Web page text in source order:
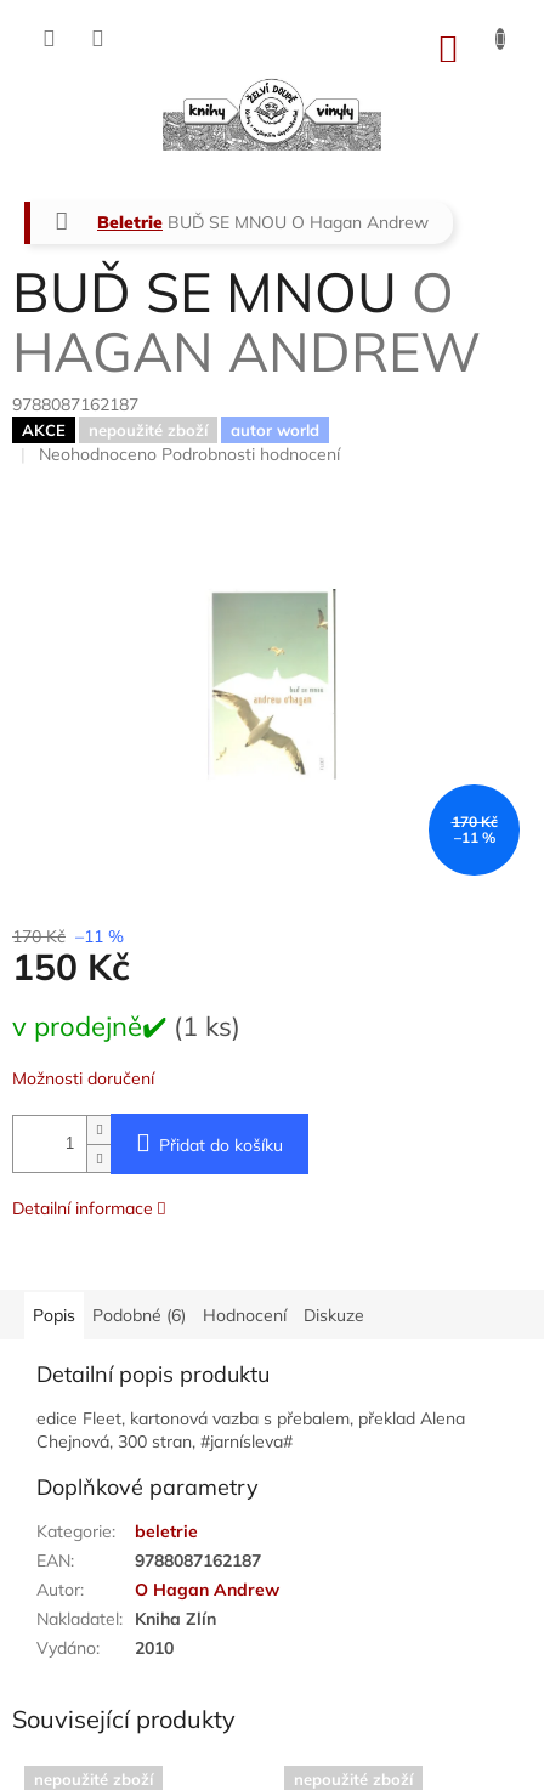
Domů
Beletrie BUĎ SE MNOU O Hagan Andrew
BUĎ SE MNOU O
HAGAN ANDREW
9788087162187
AKCE nepoužité zboží autor world
Průměrné
Neohodnoceno Podrobnosti hodnocení
170 Kč
–11 %
170 Kč –11 %
150 Kč
cena:
v prodejně✔️ (1 ks)
Možnosti doručení
Přidat do košíku
Detailní informace
Popis Podobné (6) Hodnocení Diskuze
Detailní popis produktu
edice Fleet, kartonová vazba s přebalem, překlad Alena
Chejnová, 300 stran, #jarnísleva#
Doplňkové parametry
Kategorie:
beletrie
EAN:
9788087162187
Autor:
O Hagan Andrew
Nakladatel:
Kniha Zlín
Vydáno: 2010
Související produkty
nepoužité zboží nepoužité zboží